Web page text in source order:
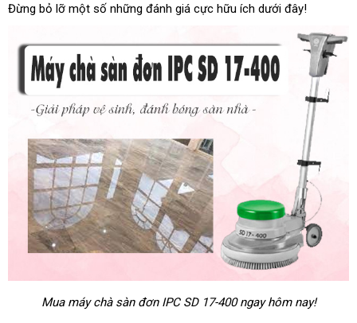
Đừng bỏ lỡ một số những đánh giá cực hữu ích dưới đây!
Mua máy chà sàn đơn IPC SD 17-400 ngay hôm nay!